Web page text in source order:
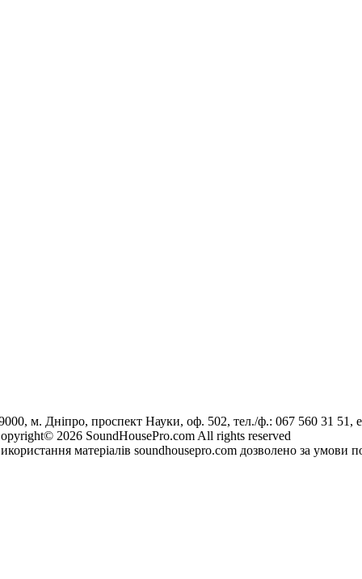
м. Дніпро, проспект Науки, оф. 502, тел./ф.: 067 560 31 51,
2026 SoundHousePro.com All rights reserved
матеріалів soundhousepro.com дозволено за умови